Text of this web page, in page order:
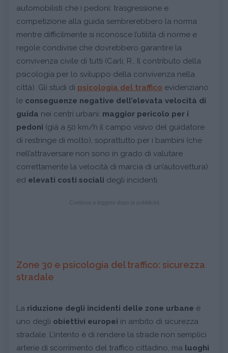
automobilisti che i pedoni: trasgressione e
competizione alla guida sembrerebbero la norma
mentre difficilmente si riconosce l’utilità di norme e
regole condivise che dovrebbero garantire la
convivenza civile di tutti (Carli, R., Il contributo della
psicologia per lo sviluppo della convivenza nella
città). Gli studi di psicologia del traffico evidenziano
le conseguenze negative dell’elevata velocità di
guida nei centri urbani: maggior pericolo per i
pedoni (già a 50 km/h il campo visivo del guidatore
di restringe di molto), soprattutto per i bambini (che
nell’attraversare non sono in grado di valutare
correttamente la velocità di marcia di un’autovettura)
ed elevati costi sociali degli incidenti.
Zone 30 e psicologia del traffico: sicurezza
stradale
La riduzione degli incidenti delle zone urbane è
uno degli obiettivi europei in ambito di sicurezza
stradale. L’intento è di rendere la strade non semplici
arterie di scorrimento del traffico cittadino, ma luoghi